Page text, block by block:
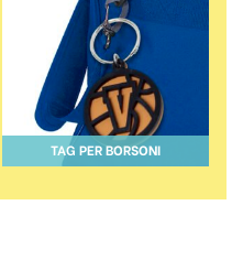
TAG PER BORSONI